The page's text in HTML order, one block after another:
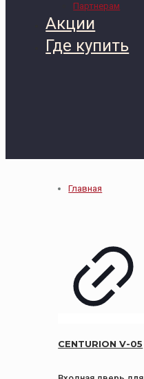
Партнерам
Акции
Где купить
Главная
CENTURION V-05